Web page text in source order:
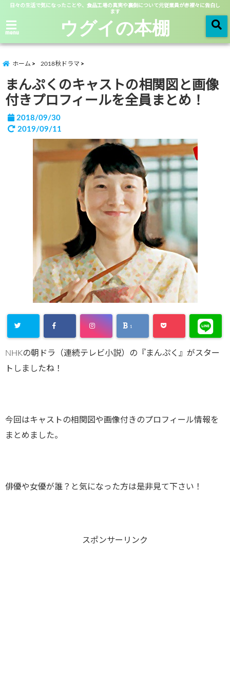
日々の生活で気になったことや、食品工場の真実や裏側について元従業員が赤裸々に告白し
ます
menu ウグイの本棚
ホーム 2018秋ドラマ
まんぷくのキャストの相関図と画像
付きプロフィールを全員まとめ！
2018/09/30
2019/09/11
1
NHKの朝ドラ（連続テレビ小説）の『まんぷく』がスター
トしましたね！
今回はキャストの相関図や画像付きのプロフィール情報を
まとめました。
俳優や女優が誰？と気になった方は是非見て下さい！
スポンサーリンク